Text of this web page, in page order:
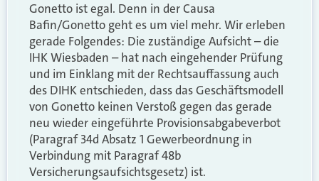
Gonetto ist egal. Denn in der Causa
Bafin/Gonetto geht es um viel mehr. Wir erleben
gerade Folgendes: Die zuständige Aufsicht – die
IHK Wiesbaden – hat nach eingehender Prüfung
und im Einklang mit der Rechtsauffassung auch
des DIHK entschieden, dass das Geschäftsmodell
von Gonetto keinen Verstoß gegen das gerade
neu wieder eingeführte Provisionsabgabeverbot
(Paragraf 34d Absatz 1 Gewerbeordnung in
Verbindung mit Paragraf 48b
Versicherungsaufsichtsgesetz) ist.